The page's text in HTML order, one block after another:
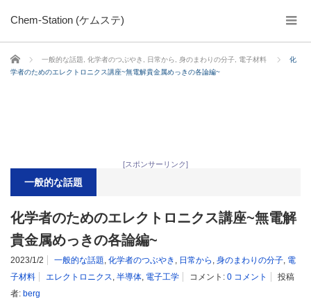
Chem-Station (ケムステ)
ホーム 一般的な話題 化学者のつぶやき 日常から 身のまわりの分子 電子材料
化
学者のためのエレクトロニクス講座~無電解貴金属めっきの各論編~
[スポンサーリンク]
一般的な話題
化学者のためのエレクトロニクス講座~無電解
貴金属めっきの各論編~
2023/1/2 一般的な話題, 化学者のつぶやき , 日常から , 身のまわりの分子, 電
子材料
エレクトロニクス, 半導体, 電子工学 コメント: 0 コメント
投稿
者: berg